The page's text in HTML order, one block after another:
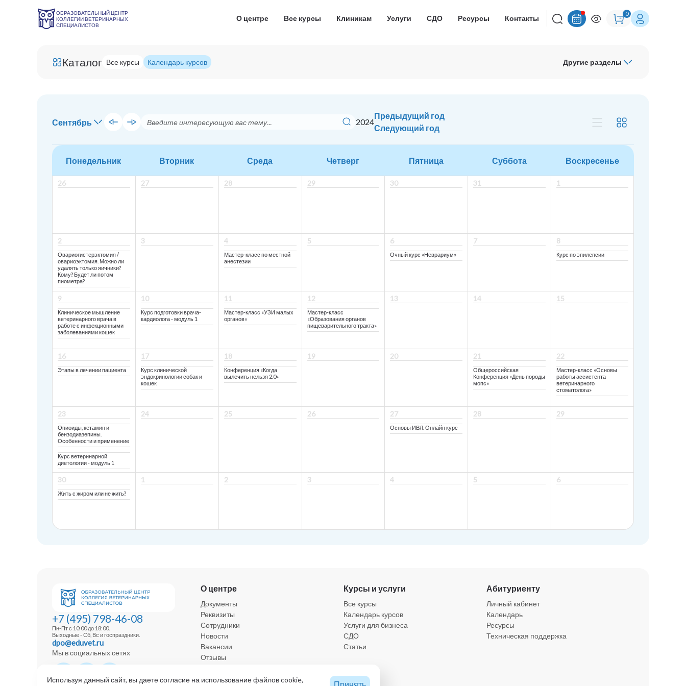
ОБРАЗОВАТЕЛЬНЫЙ ЦЕНТР
КОЛЛЕГИИ ВЕТЕРИНАРНЫХ
СПЕЦИАЛИСТОВ
О центре Все курсы Клиникам Услуги СДО Ресурсы Контакты
0
Каталог Все курсы Календарь курсов Другие разделы
Сентябрь 2024
Предыдущий год
Следующий год
Понедельник Вторник Среда Четверг Пятница Суббота Воскресенье
26 27 28 29 30 31 1
2
Овариогистерэктомия /
овариоэктомия. Можно ли
удалять только яичники?
Кому? Будет ли потом
пиометра?
3 4
Мастер-класс по местной
анестезии
5 6
Очный курс «Неврариум»
7 8
Курс по эпилепсии
9
⁠Клиническое мышление
ветеринарного врача в
работе с инфекционными
заболеваниями кошек
10
Курс подготовки врача-
кардиолога - модуль 1
11
Мастер-класс «УЗИ малых
органов»
12
Мастер-класс
«Образования органов
пищеварительного тракта»
13 14 15
16
⁠Этапы в лечении пациента
17
Курс клинической
эндокринологии собак и
кошек
18
Конференция «Когда
вылечить нельзя 2.0»
19 20 21
Общероссийская
Конференция «День породы
мопс»
22
Мастер-класс «Основы
работы ассистента
ветеринарного
стоматолога»
23
Опиоиды, кетамин и
бензодиазепины.
Особенности и применение
Курс ветеринарной
диетологии - модуль 1
24 25 26 27
Основы ИВЛ. Онлайн курс
28 29
30
Жить с жиром или не жить?
1 2 3 4 5 6
+7 (495) 798-46-08
Пн-Пт с 10:00 до 18:00.
Выходные - Сб, Вс и госпраздники.
dpo@eduvet.ru
Мы в социальных сетях
О центре
Документы
Реквизиты
Сотрудники
Новости
Вакансии
Отзывы
Курсы и услуги
Все курсы
Календарь курсов
Услуги для бизнеса
СДО
Статьи
Абитуриенту
Личный кабинет
Календарь
Ресурсы
Техническая поддержка
Используя данный сайт, вы даете согласие на использование файлов cookie,
Принять